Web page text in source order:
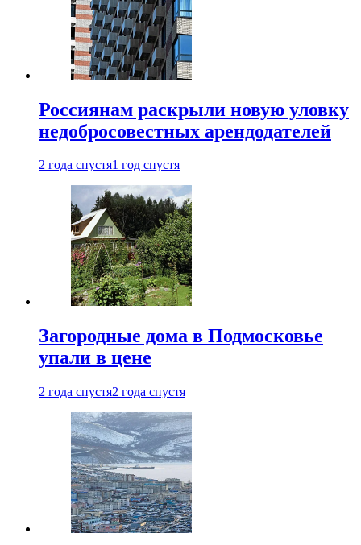
Россиянам раскрыли новую уловку
недобросовестных арендодателей
2 года спустя1 год спустя
Загородные дома в Подмосковье
упали в цене
2 года спустя2 года спустя